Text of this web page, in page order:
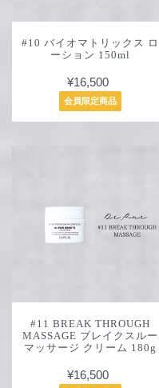
#10 バイオマトリックス ロ
ーション 150ml
¥16,500
会員限定商品
#11 BREAK THROUGH
MASSAGE ブレイクスルー
マッサージ クリーム 180g
¥16,500